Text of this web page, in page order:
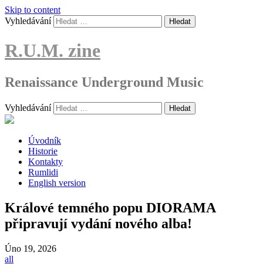
Skip to content
Vyhledávání
R.U.M. zine
Renaissance Underground Music
Vyhledávání
Úvodník
Historie
Kontakty
Rumlidi
English version
Králové temného popu DIORAMA
připravují vydání nového alba!
Úno 19, 2026
all